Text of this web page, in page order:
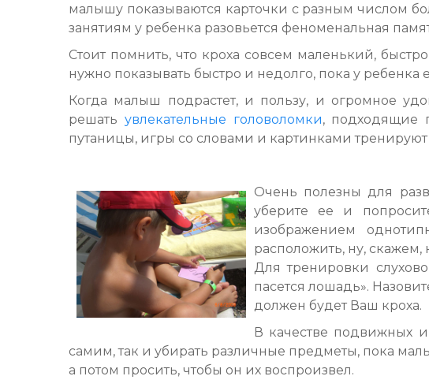
малышу показываются карточки с разным числом
занятиям у ребенка разовьется феноменальная
Стоит помнить, что кроха совсем маленький,
нужно показывать быстро и недолго, пока у ребенка
Когда малыш подрастет, и пользу, и огромное
решать увлекательные головоломки, подходящие
путаницы, игры со словами и картинками
Очень полезны для
уберите ее и
изображением
расположить, ну,
Для тренировки
пасется лошадь».
должен будет Ваш кроха.
В качестве подвижных
самим, так и убирать различные предметы, пока
а потом просить, чтобы он их воспроизвел.